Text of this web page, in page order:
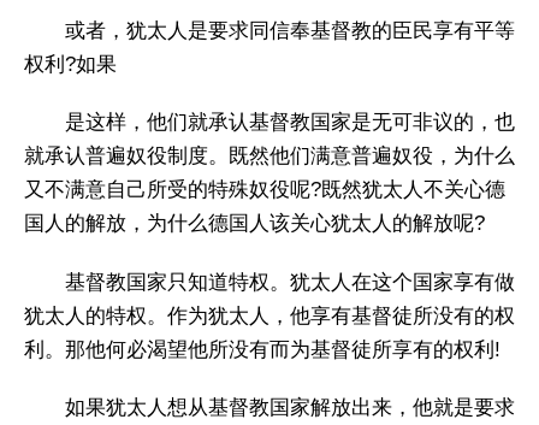
或者，犹太人是要求同信奉基督教的臣民享有平等
权利?如果
是这样，他们就承认基督教国家是无可非议的，也
就承认普遍奴役制度。既然他们满意普遍奴役，为什么
又不满意自己所受的特殊奴役呢?既然犹太人不关心德
国人的解放，为什么德国人该关心犹太人的解放呢?
基督教国家只知道特权。犹太人在这个国家享有做
犹太人的特权。作为犹太人，他享有基督徒所没有的权
利。那他何必渴望他所没有而为基督徒所享有的权利!
如果犹太人想从基督教国家解放出来，他就是要求